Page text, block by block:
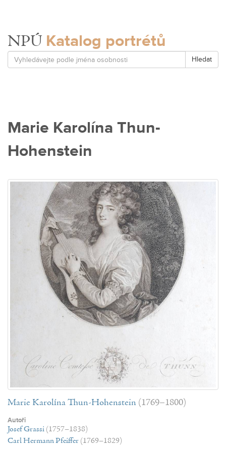
NPÚ Katalog portrétů
Hledat
Marie Karolína Thun-
Hohenstein
Marie Karolína Thun-Hohenstein (1769–1800)
Autoři
Josef Grassi (1757–1838)
Carl Hermann Pfeiffer (1769–1829)